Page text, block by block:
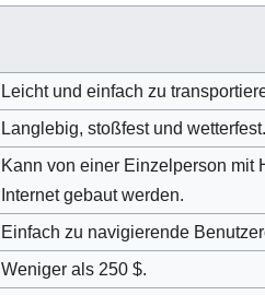
Leicht und einfach zu
Langlebig, stoßfest und wetterfest.
Kann von einer Einzelperson mit
Internet gebaut werden.
Einfach zu navigierende
Weniger als 250 $.